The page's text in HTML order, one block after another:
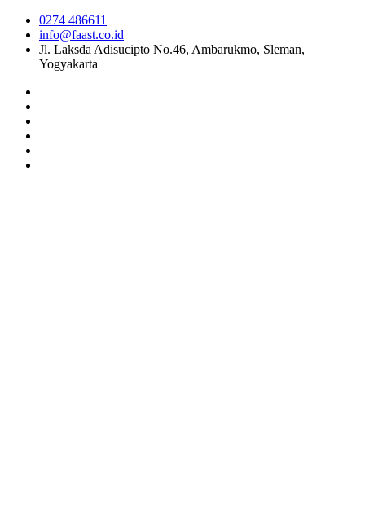
0274 486611
info@faast.co.id
Jl. Laksda Adisucipto No.46, Ambarukmo, Sleman,
Yogyakarta